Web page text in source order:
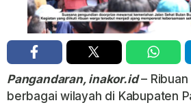
Pangandaran, inakor.id–
berbagai wilayah di Kabupaten